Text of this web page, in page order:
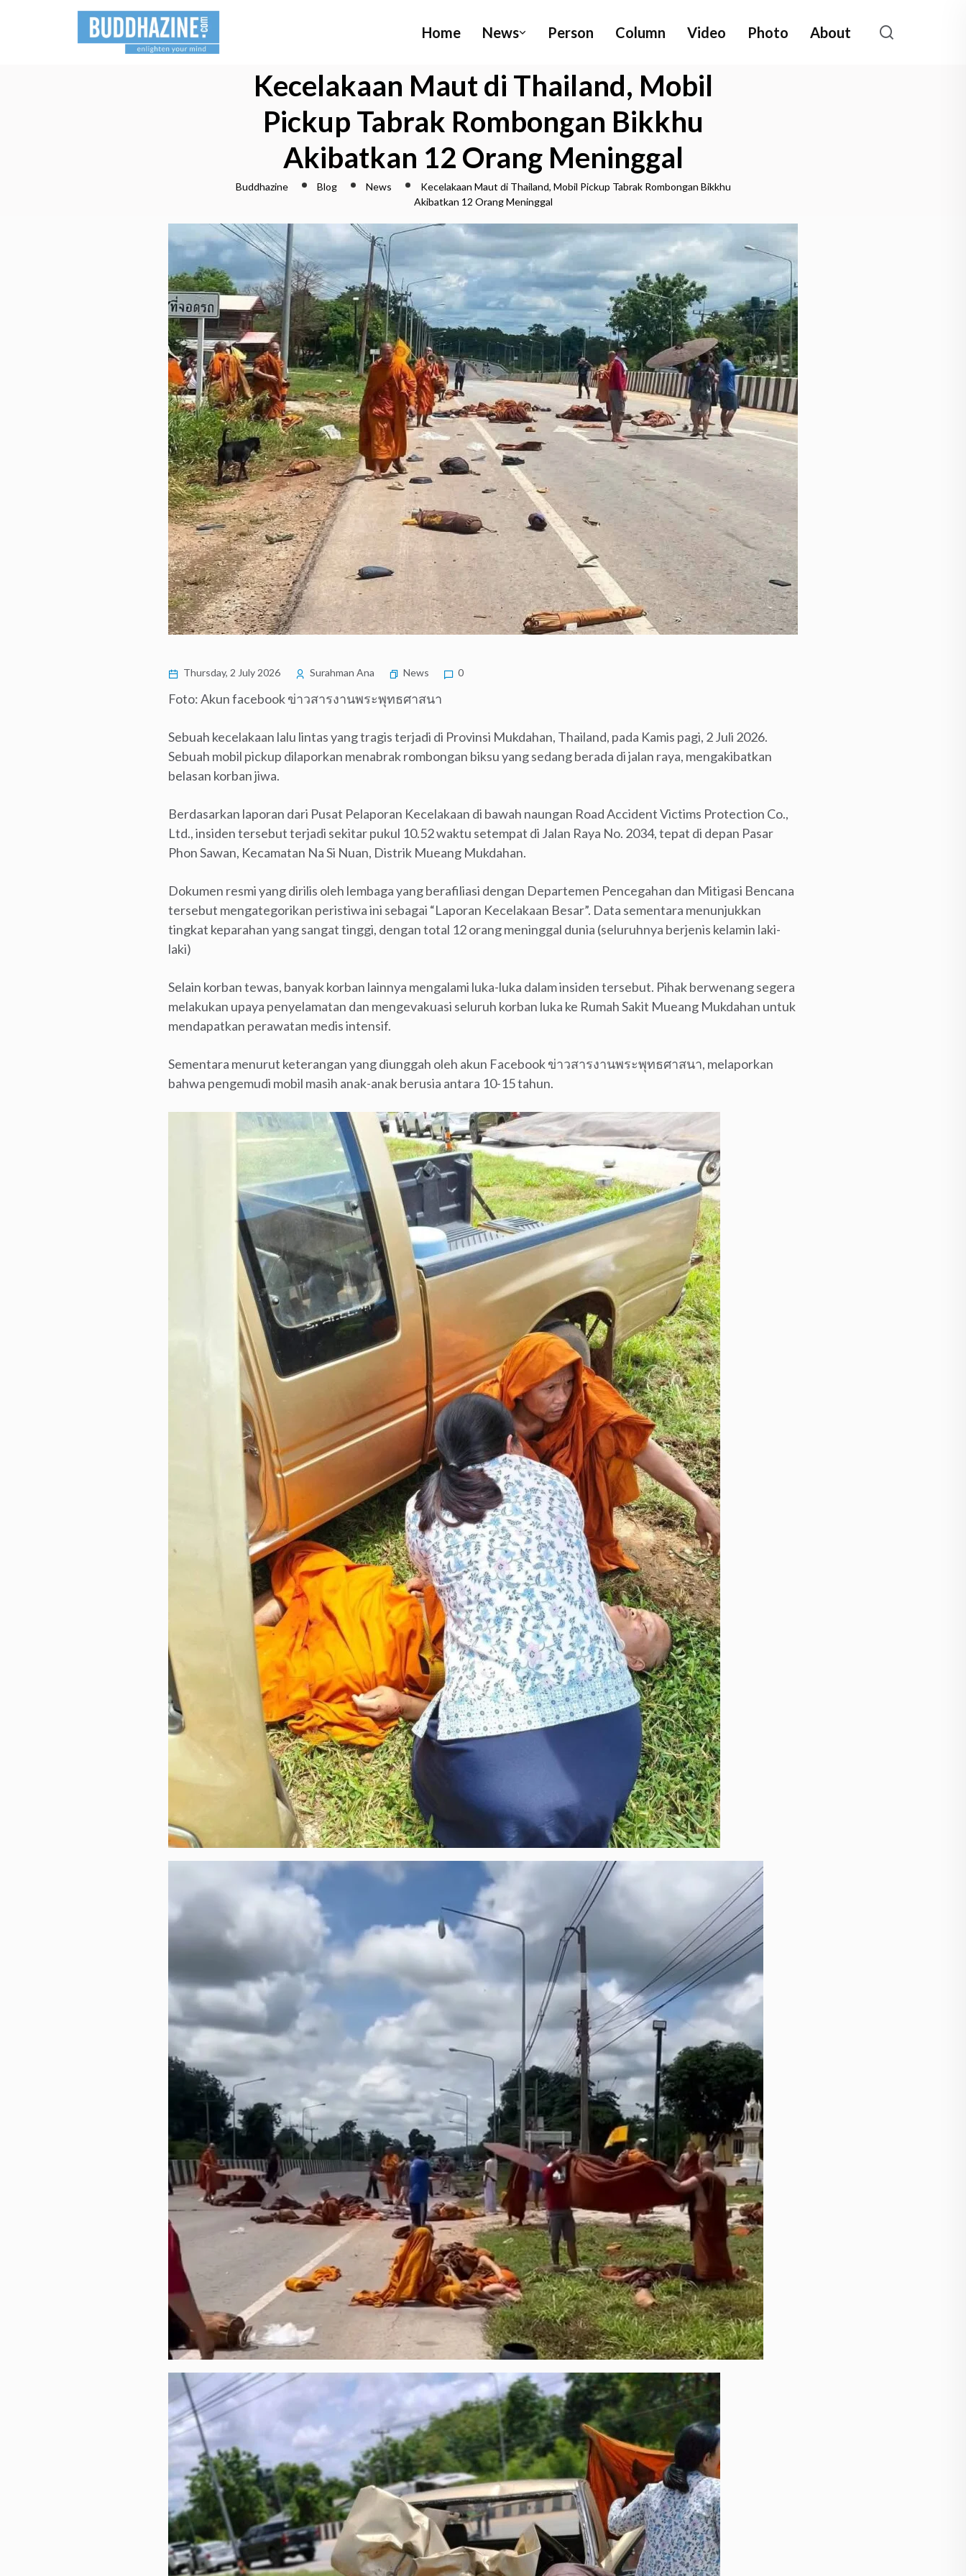
Home News Person Column Video Photo About
Kecelakaan Maut di Thailand, Mobil
Pickup Tabrak Rombongan Bikkhu
Akibatkan 12 Orang Meninggal
Buddhazine Blog News
Kecelakaan Maut di Thailand, Mobil Pickup Tabrak Rombongan Bikkhu
Akibatkan 12 Orang Meninggal
Thursday, 2 July 2026 Surahman Ana News 0
Foto: Akun facebook ข่าวสารงานพระพุทธศาสนา
Sebuah kecelakaan lalu lintas yang tragis terjadi di Provinsi Mukdahan, Thailand, pada Kamis pagi, 2 Juli 2026.
Sebuah mobil pickup dilaporkan menabrak rombongan biksu yang sedang berada di jalan raya, mengakibatkan
belasan korban jiwa.
Berdasarkan laporan dari Pusat Pelaporan Kecelakaan di bawah naungan Road Accident Victims Protection Co.,
Ltd., insiden tersebut terjadi sekitar pukul 10.52 waktu setempat di Jalan Raya No. 2034, tepat di depan Pasar
Phon Sawan, Kecamatan Na Si Nuan, Distrik Mueang Mukdahan.
Dokumen resmi yang dirilis oleh lembaga yang berafiliasi dengan Departemen Pencegahan dan Mitigasi Bencana
tersebut mengategorikan peristiwa ini sebagai “Laporan Kecelakaan Besar”. Data sementara menunjukkan
tingkat keparahan yang sangat tinggi, dengan total 12 orang meninggal dunia (seluruhnya berjenis kelamin laki-
laki)
Selain korban tewas, banyak korban lainnya mengalami luka-luka dalam insiden tersebut. Pihak berwenang segera
melakukan upaya penyelamatan dan mengevakuasi seluruh korban luka ke Rumah Sakit Mueang Mukdahan untuk
mendapatkan perawatan medis intensif.
Sementara menurut keterangan yang diunggah oleh akun Facebook ข่าวสารงานพระพุทธศาสนา, melaporkan
bahwa pengemudi mobil masih anak-anak berusia antara 10-15 tahun.